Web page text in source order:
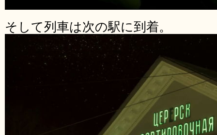
そして列車は次の駅に到着。